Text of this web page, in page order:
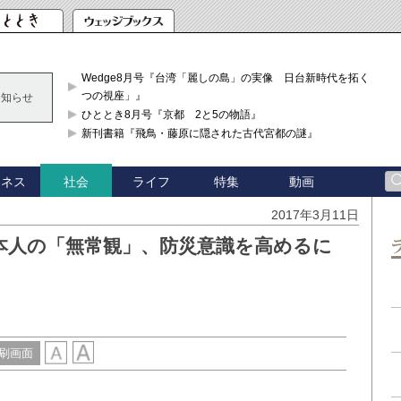
らせ
Wedge8月号『台湾「麗しの島」の実像 日台新時代を拓く「3
つの視座」』
ひととき8月号『京都 2と5の物語』
新刊書籍『飛鳥・藤原に隠された古代宮都の謎』
ス 社会 ライフ 特集 動画
2017年3月11日
の「無常観」、防災意識を高めるに
画面